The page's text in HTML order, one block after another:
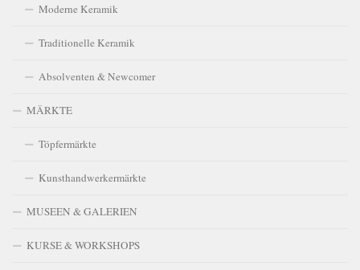
Moderne Keramik
Traditionelle Keramik
Absolventen & Newcomer
MÄRKTE
Töpfermärkte
Kunsthandwerkermärkte
MUSEEN & GALERIEN
KURSE & WORKSHOPS